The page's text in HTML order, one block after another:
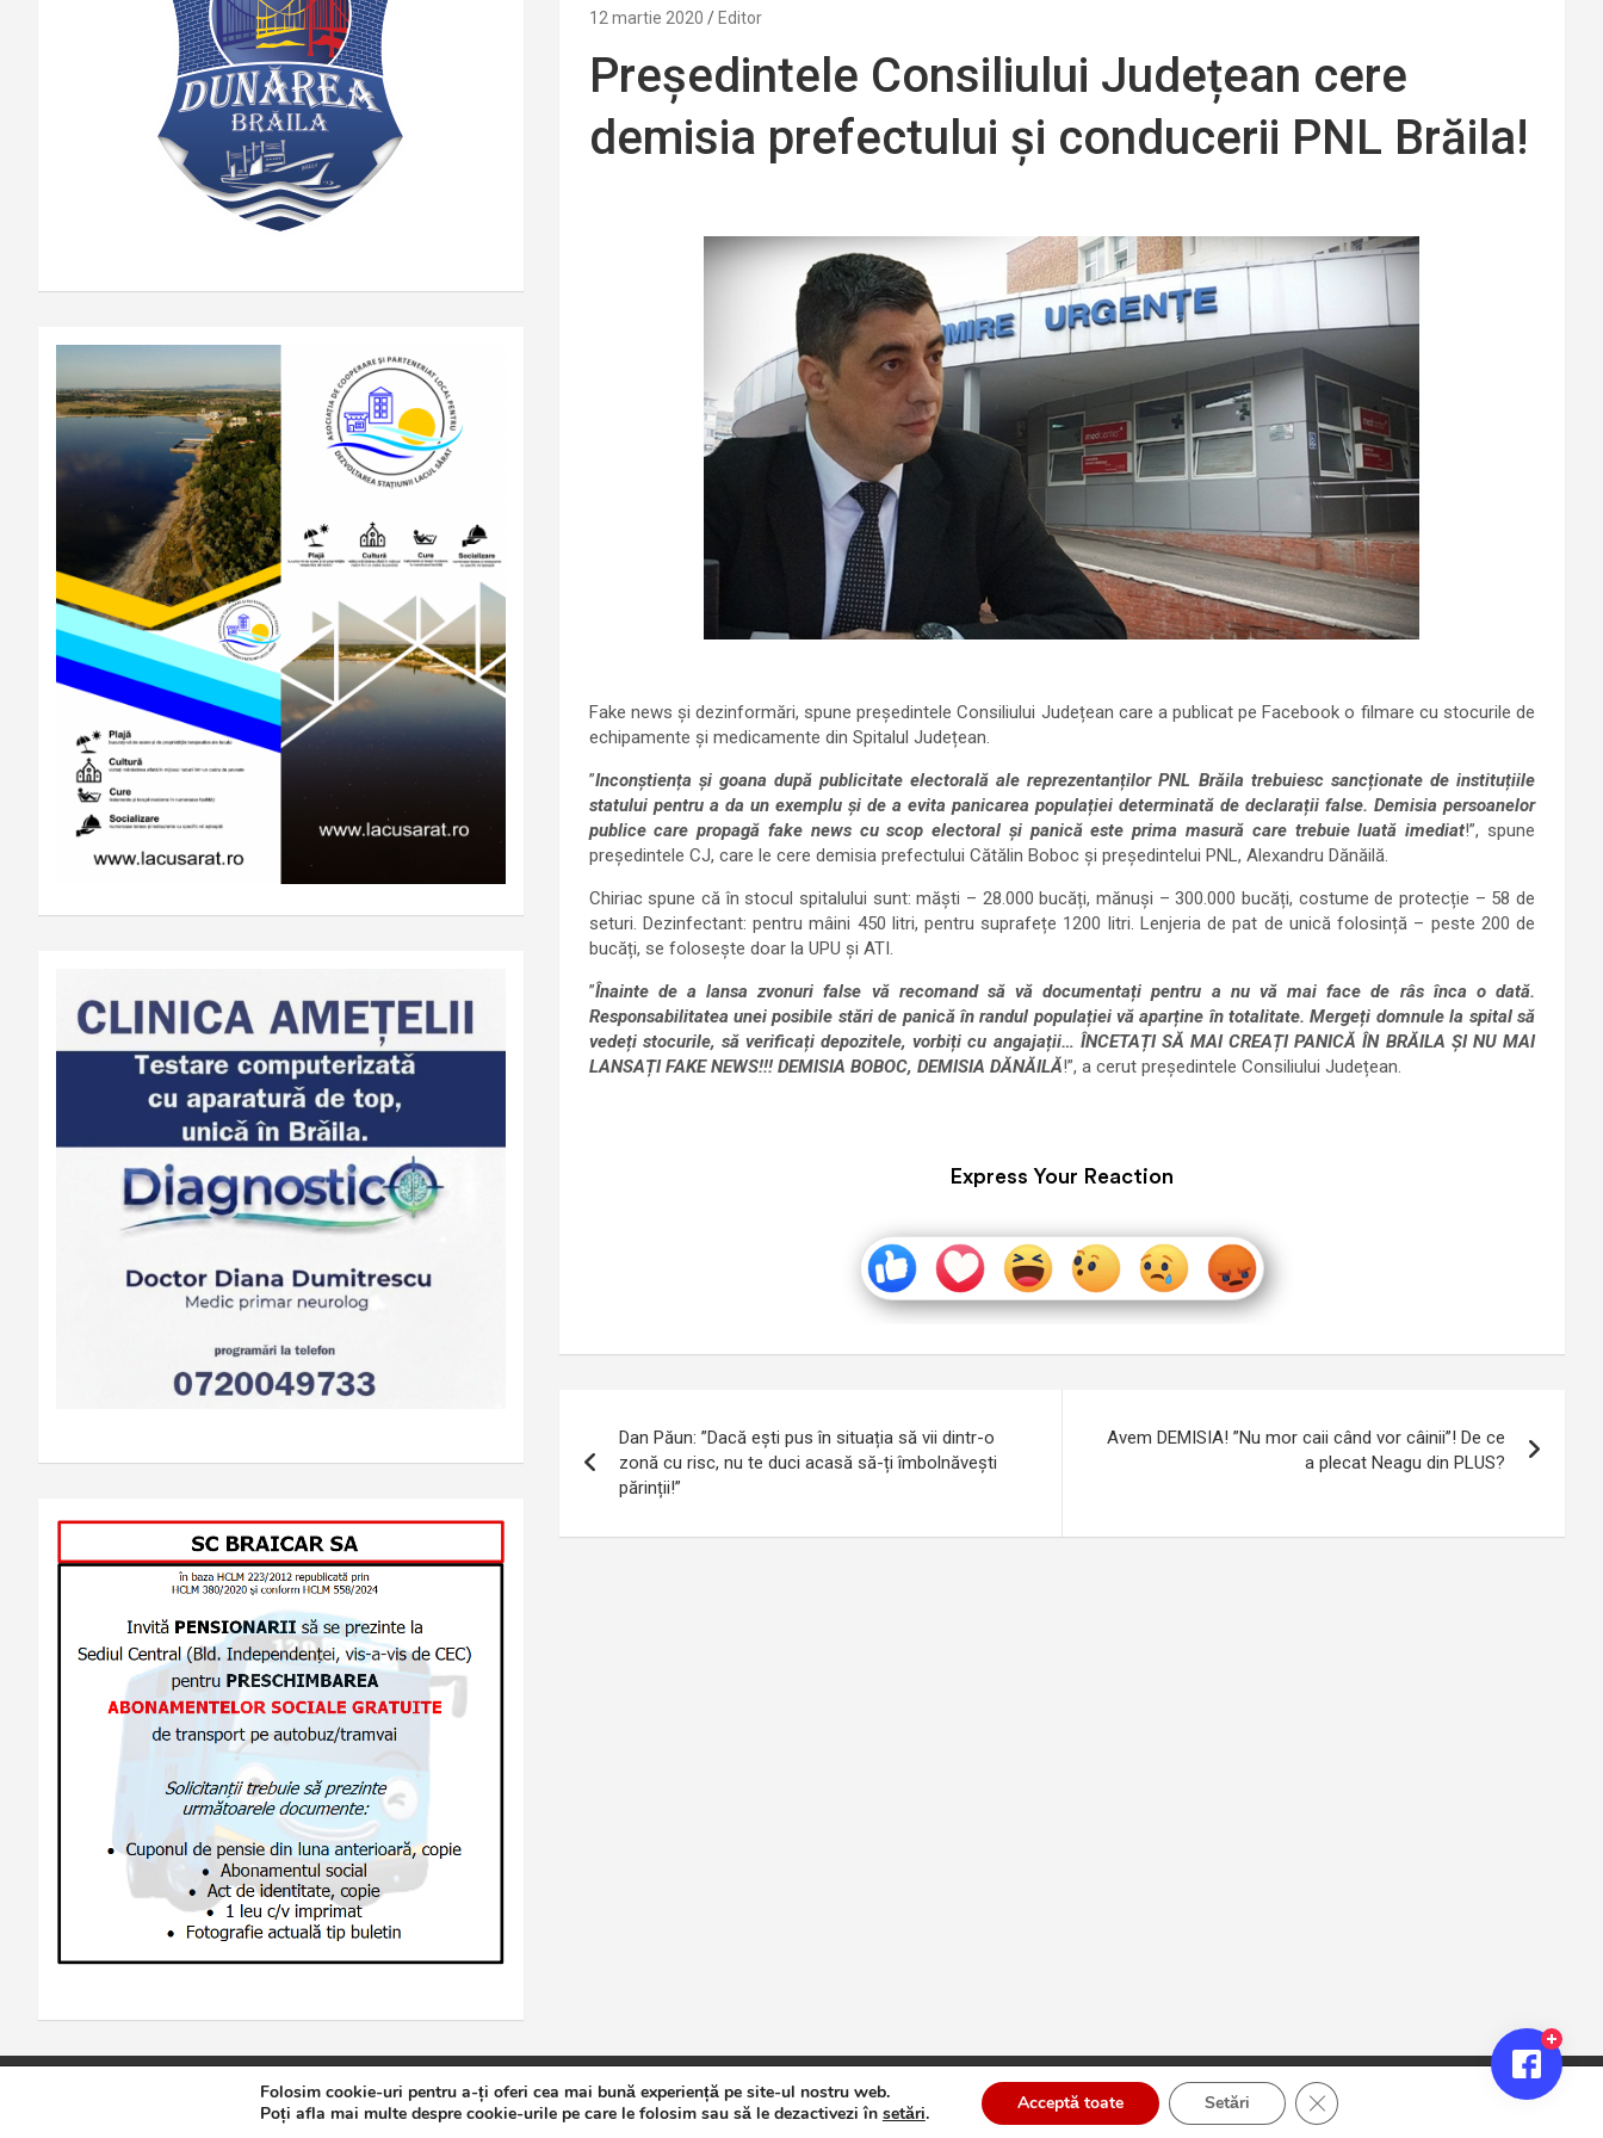
12 martie 2020 Editor
Președintele Consiliului Județean cere
demisia prefectului și conducerii PNL Brăila!
Fake news și dezinformări, spune președintele Consiliului Județean care a publicat pe Facebook o filmare cu stocurile de
echipamente și medicamente din Spitalul Județean.
”Inconștiența și goana după publicitate electorală ale reprezentanților PNL Brăila trebuiesc sancționate de instituțiile
statului pentru a da un exemplu și de a evita panicarea populației determinată de declarații false. Demisia persoanelor
publice care propagă fake news cu scop electoral și panică este prima masură care trebuie luată imediat!”, spune
președintele CJ, care le cere demisia prefectului Cătălin Boboc și președintelui PNL, Alexandru Dănăilă.
Chiriac spune că în stocul spitalului sunt: măști – 28.000 bucăți, mănuși – 300.000 bucăți, costume de protecție – 58 de
seturi. Dezinfectant: pentru mâini 450 litri, pentru suprafețe 1200 litri. Lenjeria de pat de unică folosință – peste 200 de
bucăți, se folosește doar la UPU și ATI.
”Înainte de a lansa zvonuri false vă recomand să vă documentați pentru a nu vă mai face de râs înca o dată.
Responsabilitatea unei posibile stări de panică în randul populației vă aparține în totalitate. Mergeți domnule la spital să
vedeți stocurile, să verificați depozitele, vorbiți cu angajații… ÎNCETAȚI SĂ MAI CREAȚI PANICĂ ÎN BRĂILA ȘI NU MAI
LANSAȚI FAKE NEWS!!! DEMISIA BOBOC, DEMISIA DĂNĂILĂ!”, a cerut președintele Consiliului Județean.
Express Your Reaction
în
articole
Dan Păun: ”Dacă ești pus în situația să vii dintr-o
zonă cu risc, nu te duci acasă să-ți îmbolnăvești
părinții!”
Avem DEMISIA! ”Nu mor caii când vor câinii”! De ce
a plecat Neagu din PLUS?
Jurnalul de Brăila Politică de confidențialitate Theme by:Theme Horse Proudly Powered by: WordPress
Folosim cookie-uri pentru a-ți oferi cea mai bună experiență pe site-ul nostru web.
Poți afla mai multe despre cookie-urile pe care le folosim sau să le dezactivezi în setări. Acceptă toate Setări Close GDPR Cookie Banner